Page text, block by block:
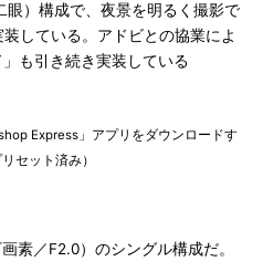
）構成で、夜景を明るく撮影で
している。アドビとの協業によ
も引き続き実装している
Express」アプリをダウンロードす
セット済み）
素／F2.0）のシングル構成だ。